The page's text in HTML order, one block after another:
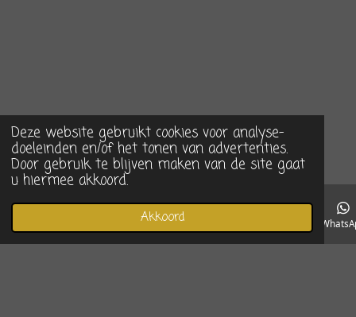
Deze website gebruikt cookies voor analyse-
doeleinden en/of het tonen van advertenties.
Door gebruik te blijven maken van de site gaat
u hiermee akkoord.
Akkoord
Telefoonnummer